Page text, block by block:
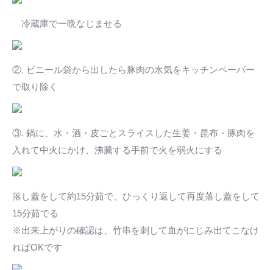
冷蔵庫で一晩なじませる
②. ビニール袋から出したら豚肉の水気をキッチンペーパー
で取り除く
③. 鍋に、水・酒・皮ごとスライスした生姜・昆布・豚肉を
入れて中火にかけ、沸騰する手前で火を弱火にする
落し蓋をして約15分茹で、ひっくり返して再度落し蓋をして
15分茹でる
※出来上がりの確認は、竹串を刺して血がにじみ出てこなけ
ればOKです